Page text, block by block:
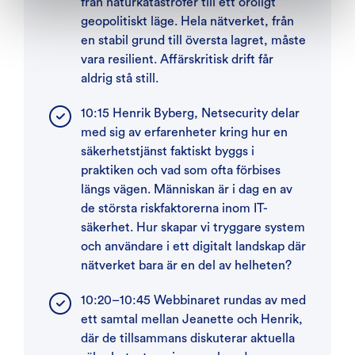
geopolitiskt läge. Hela nätverket, från
en stabil grund till översta lagret, måste
vara resilient. Affärskritisk drift får
aldrig stå still.
10:15 Henrik Byberg, Netsecurity delar
med sig av erfarenheter kring hur en
säkerhetstjänst faktiskt byggs i
praktiken och vad som ofta förbises
längs vägen. Människan är i dag en av
de största riskfaktorerna inom IT-
säkerhet. Hur skapar vi tryggare system
och användare i ett digitalt landskap där
nätverket bara är en del av helheten?
10:20–10:45 Webbinaret rundas av med
ett samtal mellan Jeanette och Henrik,
där de tillsammans diskuterar aktuella